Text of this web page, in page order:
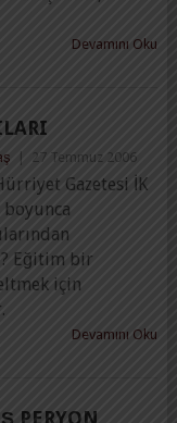
Devamını Oku
27 Temmuz 2006
Gazetesi İK
boyunca
Eğitim bir
için
Devamını Oku
PERYON